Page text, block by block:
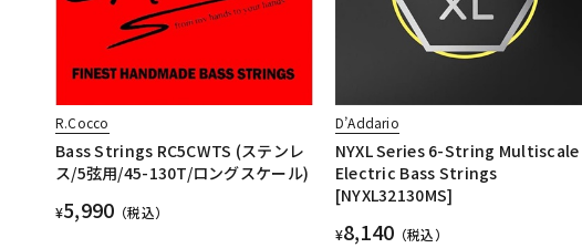
R.Cocco
Bass Strings RC5CWTS (ステンレ
ス/5弦用/45-130T/ロングスケール)
¥5,990 （税込）
D’Addario
NYXL Series 6-String Multiscale
Electric Bass Strings
[NYXL32130MS]
¥8,140 （税込）